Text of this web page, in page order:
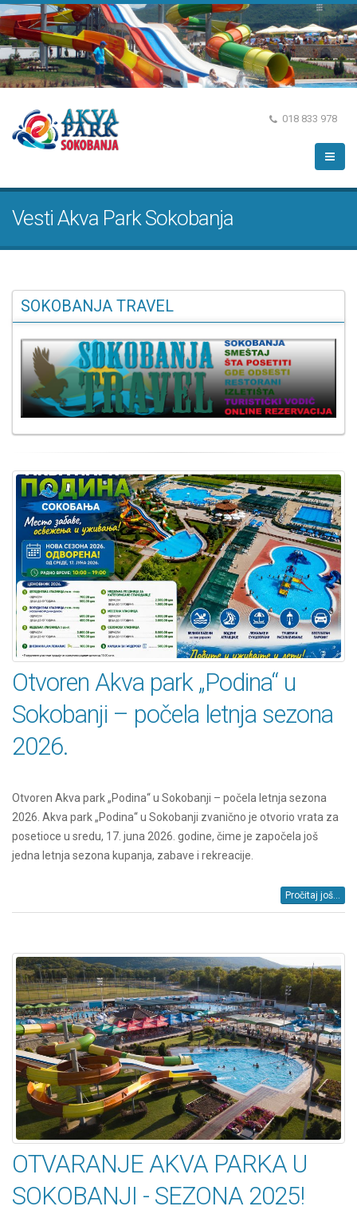
018 833 978
Vesti Akva Park Sokobanja
SOKOBANJA TRAVEL
Otvoren Akva park „Podina“ u
Sokobanji – počela letnja sezona
2026.
Otvoren Akva park „Podina“ u Sokobanji – počela letnja sezona
2026. Akva park „Podina“ u Sokobanji zvanično je otvorio vrata za
posetioce u sredu, 17. juna 2026. godine, čime je započela još
jedna letnja sezona kupanja, zabave i rekreacije.
Pročitaj još...
OTVARANJE AKVA PARKA U
SOKOBANJI - SEZONA 2025!